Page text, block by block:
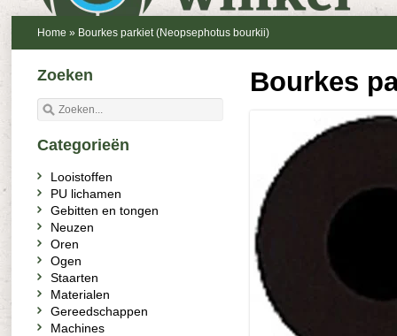
Home » Bourkes parkiet (Neopsephotus bourkii)
Bourkes
Zoeken
Categorieën
Looistoffen
PU lichamen
Gebitten en tongen
Neuzen
Oren
Ogen
Staarten
Materialen
Gereedschappen
Machines